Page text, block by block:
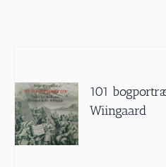
101
Wiingaard